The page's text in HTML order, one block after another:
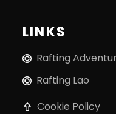
LINKS
Rafting
Rafting Lao
Cookie Policy